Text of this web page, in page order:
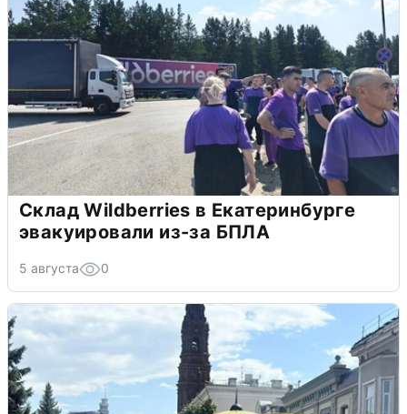
Склад Wildberries в Екатеринбурге
эвакуировали из-за БПЛА
5 августа 0